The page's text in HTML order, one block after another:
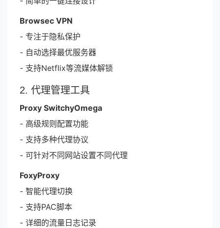
Browsec VPN
- 专注于隐私保护
- 自动选择最优服务器
- 支持Netflix等流媒体解锁
2. 代理管理工具
Proxy SwitchyOmega
- 高级规则配置功能
- 支持多种代理协议
- 可针对不同网站设置不同代理
FoxyProxy
- 智能代理切换
- 支持PAC脚本
- 详细的流量日志记录